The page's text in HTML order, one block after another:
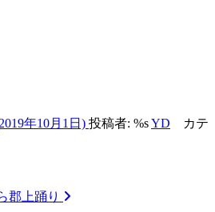
年10月1日) 投稿者: %sYD
カテ
郡上踊り